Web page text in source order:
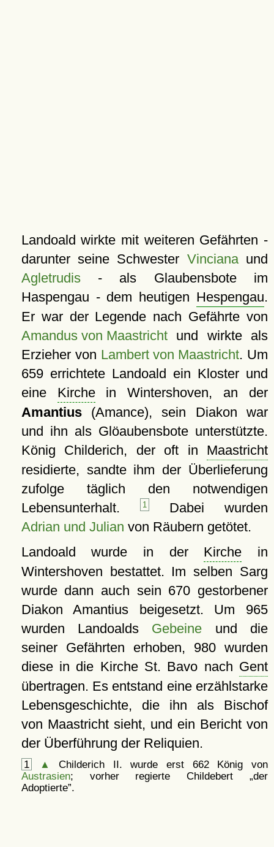
Landoald wirkte mit weiteren Gefährten -
darunter seine Schwester Vincianaund
Agletrudis- als Glaubensbote im
Haspengau - dem heutigen Hespengau.
Er war der Legende nach Gefährte von
Amandus von Maastrichtund wirkte als
Erzieher von Lambert von Maastricht. Um
659 errichtete Landoald ein Kloster und
eine Kirchein Wintershoven, an der
Amantius(Amance), sein Diakon war
und ihn als Glöaubensbote unterstützte.
König Childerich, der oft in Maastricht
residierte, sandte ihm der Überlieferung
zufolge täglich den notwendigen
Lebensunterhalt.
1 Dabei wurden
Adrian und Julian von Räubern getötet.
Landoald wurde in der Kirche in
Wintershoven bestattet. Im selben Sarg
wurde dann auch sein 670 gestorbener
Diakon Amantius beigesetzt. Um 965
wurden Landoalds Gebeine und die
seiner Gefährten erhoben, 980 wurden
diese in die Kirche St. Bavo nach Gent
übertragen. Es entstand eine erzählstarke
Lebensgeschichte, die ihn als Bischof
von Maastricht sieht, und ein Bericht von
der Überführung der Reliquien.
1 ▲
Childerich II. wurde erst 662 König von
Austrasien; vorher regierte Childebert
der
Adoptierte .